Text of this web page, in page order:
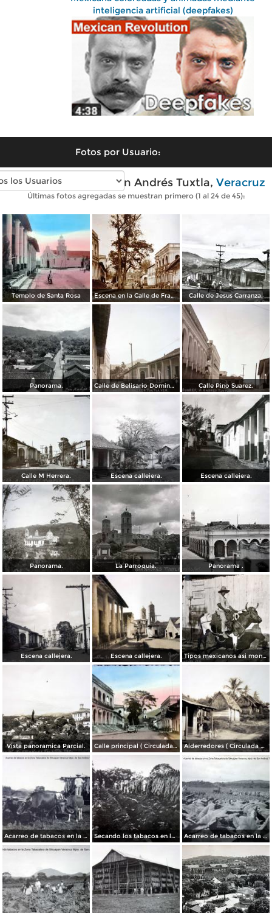
inteligencia artificial (deepfakes)
Fotos por Usuario:
Fotos antiguas de San Andrés Tuxtla, Veracruz
Últimas fotos agregadas se muestran primero (1 al 24 de 45):
Templo de Santa Rosa Escena en la Calle de Francisco I Madero. Calle de Jesus Carranza.
Panorama. Calle de Belisario Dominguez. Calle Pino Suarez.
Calle M Herrera. Escena callejera. Escena callejera.
Panorama. La Parroquia. Panorama .
Escena callejera. Escena callejera. Tipos mexicanos asi montan los toros..
Vista panoramica Parcial. Calle principal ( Circulada el 10 de Julio de 1942 ). Alderredores ( Circulada el 5 de Enero de 1946 ).
Acarreo de tabacos en la Zona Tabacalera de Sihuapan Veracruz Mpio. de San Andres Tuxtla. Secando los tabacos en la Zona Tabacalera de Sihuapan Veracruz Mpio. de San Andres Tuxtla. Acarreo de tabacos en la Zona Tabacalera de Sihuapan Veracruz Mpio. de San Andres Tuxtla.